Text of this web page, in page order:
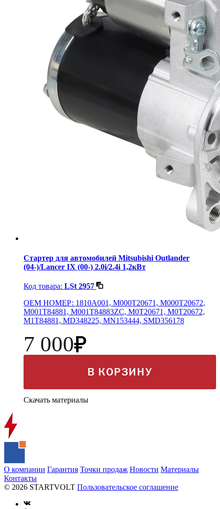
Стартер для автомобилей Mitsubishi Outlander
(04-)/Lancer IX (00-) 2.0i/2.4i 1,2кВт
Код товара: LSt 2957
OEM НОМЕР: 1810A001, M000T20671, M000T20672,
M001T84881, M001T84883ZC, M0T20671, M0T20672,
M1T84881, MD348225, MN153444, SMD356178
7 000
В КОРЗИНУ
Скачать материалы
О компании Гарантия Точки продаж Новости Материалы
Контакты
© 2026 STARTVOLT Пользовательское соглашение